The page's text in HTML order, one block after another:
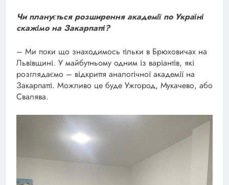
Чи планується розширення академії по Україні
скажімо на Закарпатті?
– Ми поки що знаходимось тільки в Брюховичах на
Львівщині. У майбутньому одним із варіантів, які
розглядаємо – відкриття аналогічної академії на
Закарпатті. Можливо це буде Ужгород, Мукачево, або
Свалява.